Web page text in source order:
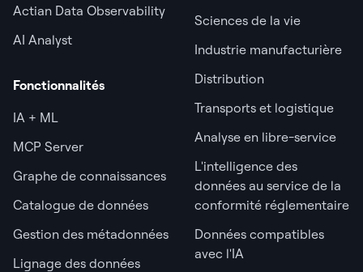
Actian Data Observability
AI Analyst
Fonctionnalités
IA + ML
MCP Server
Graphe de connaissances
Catalogue de données
Gestion des métadonnées
Lignage des données
Sciences de la vie
Industrie manufacturière
Distribution
Transports et logistique
Analyse en libre-service
L'intelligence des
données au service de la
conformité réglementaire
Données compatibles
avec l'IA